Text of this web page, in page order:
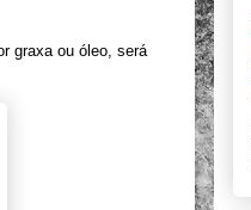
graxa ou óleo, será